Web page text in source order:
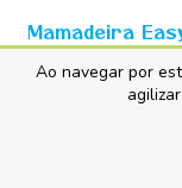
Ao navegar por
Mamadeira
Start
260ml - MAM
R$28,64 sem juros